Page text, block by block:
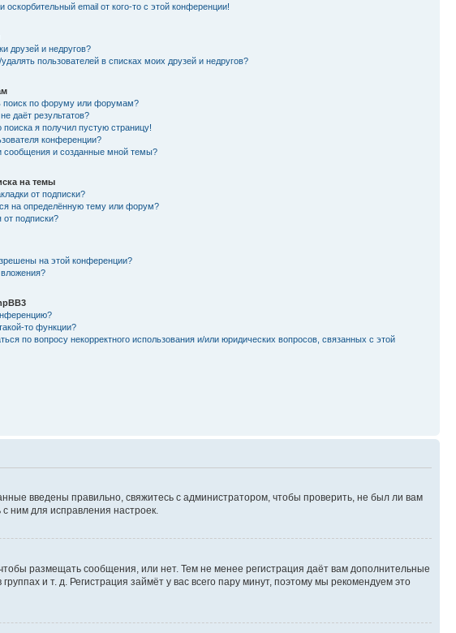
оскорбительный email от кого-то с этой конференции!
друзей и недругов?
пользователей в списках моих друзей и недругов?
поиск по форуму или форумам?
даёт результатов?
поиска я получил пустую страницу!
конференции?
сообщения и созданные мной темы?
на темы
от подписки?
на определённую тему или форум?
от подписки?
на этой конференции?
то функции?
по вопросу некорректного использования и/или юридических вопросов, связанных с этой
введены правильно, свяжитесь с администратором, чтобы проверить, не был ли вам
ним для исправления настроек.
размещать сообщения, или нет. Тем не менее регистрация даёт вам дополнительные
и т. д. Регистрация займёт у вас всего пару минут, поэтому мы рекомендуем это